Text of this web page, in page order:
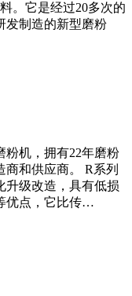
。它是经过20多次的
发制造的新型磨粉
粉机，拥有22年磨粉
和供应商。 R系列
升级改造，具有低损
优点，它比传…